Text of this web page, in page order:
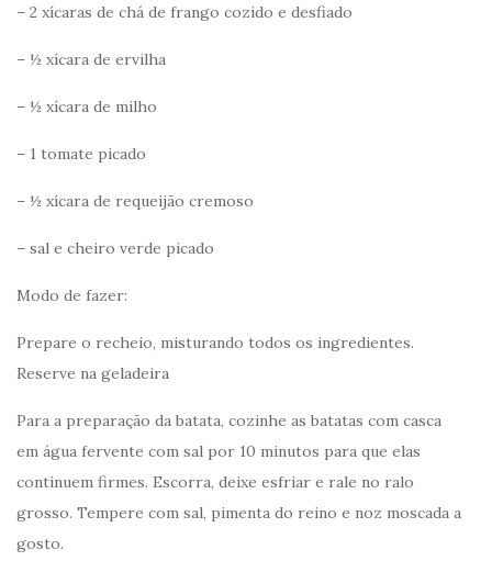
– 2 xícaras de chá de frango cozido e desfiado
– ½ xícara de ervilha
– ½ xícara de milho
– 1 tomate picado
– ½ xícara de requeijão cremoso
– sal e cheiro verde picado
Modo de fazer:
Prepare o recheio, misturando todos os ingredientes.
Reserve na geladeira
Para a preparação da batata, cozinhe as batatas com casca
em água fervente com sal por 10 minutos para que elas
continuem firmes. Escorra, deixe esfriar e rale no ralo
grosso. Tempere com sal, pimenta do reino e noz moscada a
gosto.